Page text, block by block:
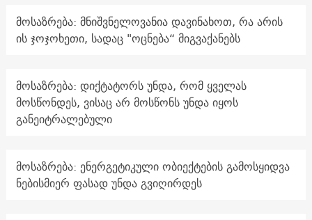
მოსაზრება: მნიშვნელოვანია დავინახოთ, რა არის
ის ჯოჯოხეთი, სადაც "ოცნება“ მიგვაქანებს
მოსაზრება: დიქტატორს უნდა, რომ ყველას
მოსწონდეს, ვისაც არ მოსწონს უნდა იყოს
განეიტრალებული
მოსაზრება: ენერგეტიკული ობიექტების გამოსყიდვა
ნებისმიერ ფასად უნდა გვიღირდეს